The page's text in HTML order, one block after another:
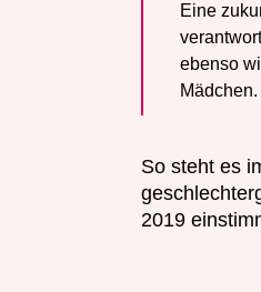
Eine
ebenso
Mädchen.
So steht es
2019